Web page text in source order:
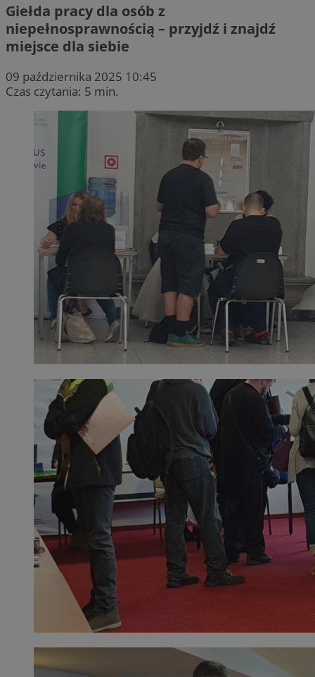
Giełda pracy dla osób z
niepełnosprawnością – przyjdź i znajdź
miejsce dla siebie
09 października 2025 10:45
Czas czytania: 5 min.